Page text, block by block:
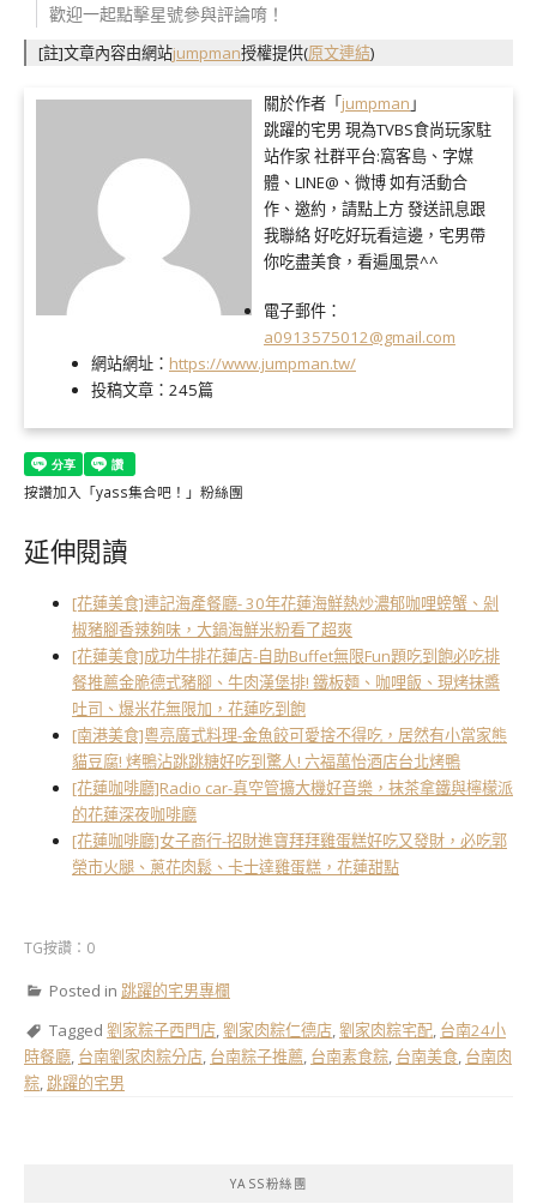
歡迎一起點擊星號參與評論唷！
[註]文章內容由網站jumpman授權提供(原文連結)
關於作者「 jumpman 」
跳躍的宅男 現為TVBS食尚玩家駐
站作家 社群平台:窩客島、字媒
體、LINE@、微博 如有活動合
作、邀約，請點上方 發送訊息跟
我聯絡 好吃好玩看這邊，宅男帶
你吃盡美食，看遍風景^^
電子郵件：
a0913575012@gmail.com
網站網址： https://www.jumpman.tw/
投稿文章： 245篇
按讚加入「yass集合吧！」粉絲團
延伸閱讀
[花蓮美食]連記海產餐廳- 30年花蓮海鮮熱炒濃郁咖哩螃蟹、剁
椒豬腳香辣夠味，大鍋海鮮米粉看了超爽
[花蓮美食]成功牛排花蓮店-自助Buffet無限Fun題吃到飽必吃排
餐推薦金脆德式豬腳、牛肉漢堡排! 鐵板麵、咖哩飯、現烤抹醬
吐司、爆米花無限加，花蓮吃到飽
[南港美食]粵亮廣式料理-金魚餃可愛捨不得吃，居然有小當家熊
貓豆腐! 烤鴨沾跳跳糖好吃到驚人! 六福萬怡酒店台北烤鴨
[花蓮咖啡廳]Radio car-真空管擴大機好音樂，抹茶拿鐵與檸檬派
的花蓮深夜咖啡廳
[花蓮咖啡廳]女子商行-招財進寶拜拜雞蛋糕好吃又發財，必吃郭
榮市火腿、蔥花肉鬆、卡士達雞蛋糕，花蓮甜點
TG按讚：0
Posted in 跳躍的宅男專欄
Tagged 劉家粽子西門店,劉家肉粽仁德店,劉家肉粽宅配, 台南24小
時餐廳, 台南劉家肉粽分店, 台南粽子推薦, 台南素食粽, 台南美食, 台南肉
粽, 跳躍的宅男
YASS粉絲團